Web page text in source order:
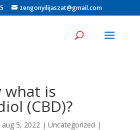
zengonyilijaszat@gmail.com
what is
(CBD)?
aug 5, 2022| Uncategorized |